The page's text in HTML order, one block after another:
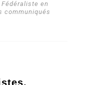
en
communiqués